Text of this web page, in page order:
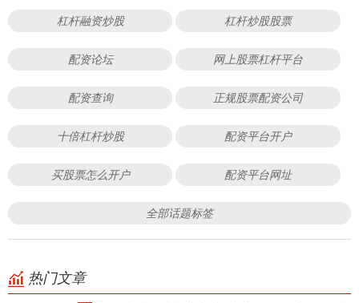
杠杆融资炒股 杠杆炒股股票
配资论坛 网上股票杠杆平台
配资查询 正规股票配资公司
十倍杠杆炒股 配资平台开户
买股票怎么开户 配资平台网址
全部话题标签
热门文章